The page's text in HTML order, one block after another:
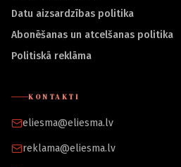
Datu aizsardzības politika
Abonēšanas un atcelšanas politika
Politiskā reklāma
KONTAKTI
eliesma@eliesma.lv
reklama@eliesma.lv